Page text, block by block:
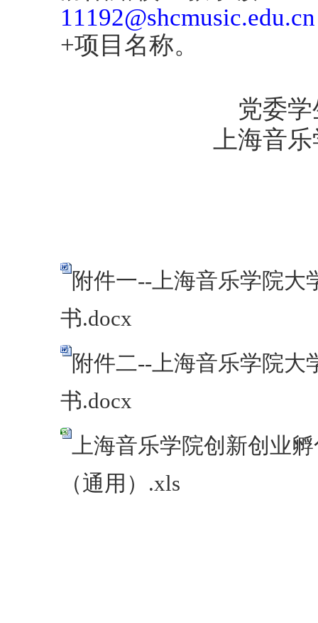
11192@shcmusic.edu.cn
+项目名称。
党委
上海音
附件一--上海音乐学院
书.docx
附件二--上海音乐学院
书.docx
上海音乐学院创新创业
（通用）.xls